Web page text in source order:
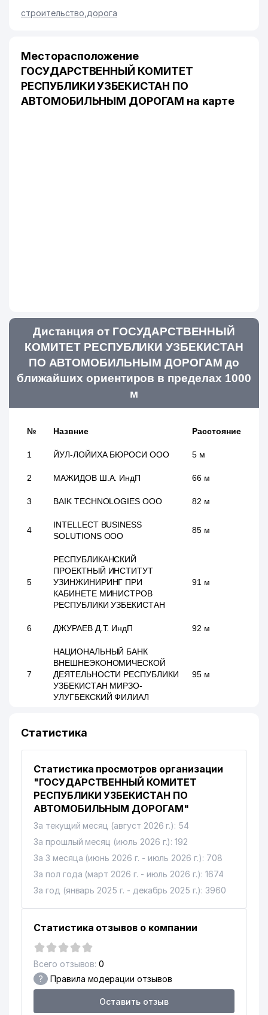
строительство дорога
Месторасположение
ГОСУДАРСТВЕННЫЙ КОМИТЕТ
РЕСПУБЛИКИ УЗБЕКИСТАН ПО
АВТОМОБИЛЬНЫМ ДОРОГАМ на карте
Дистанция от ГОСУДАРСТВЕННЫЙ
КОМИТЕТ РЕСПУБЛИКИ УЗБЕКИСТАН
ПО АВТОМОБИЛЬНЫМ ДОРОГАМ до
ближайших ориентиров в пределах 1000
м
№ Назвние Расстояние
1 ЙУЛ-ЛОЙИХА БЮРОСИ ООО 5 м
2 МАЖИДОВ Ш.А. ИндП 66 м
3 BAIK TECHNOLOGIES ООО 82 м
4
INTELLECT BUSINESS
SOLUTIONS ООО
85 м
5
РЕСПУБЛИКАНСКИЙ
ПРОЕКТНЫЙ ИНСТИТУТ
УЗИНЖИНИРИНГ ПРИ
КАБИНЕТЕ МИНИСТРОВ
РЕСПУБЛИКИ УЗБЕКИСТАН
91 м
6 ДЖУРАЕВ Д.Т. ИндП 92 м
7
НАЦИОНАЛЬНЫЙ БАНК
ВНЕШНЕЭКОНОМИЧЕСКОЙ
ДЕЯТЕЛЬНОСТИ РЕСПУБЛИКИ
УЗБЕКИСТАН МИРЗО-
УЛУГБЕКСКИЙ ФИЛИАЛ
95 м
10 MARY-ELLE ООО 101 м
11 KAFIL-SUG'URTA ООО
12 SMART PAGES ООО
13
INDEPENDENT INSPECTION
SERVICES ООО
14 PROXIMA RESEARCH ООО 104 м
15 LEADER CENTER ООО 105 м
LABB ООО
PROGRES LIMITED
ПРЕДСТАВИТЕЛЬСТВО
LEADING FORCE COMPANY
ООО
Статистика
Статистика просмотров организации
"ГОСУДАРСТВЕННЫЙ КОМИТЕТ
РЕСПУБЛИКИ УЗБЕКИСТАН ПО
АВТОМОБИЛЬНЫМ ДОРОГАМ"
За текущий месяц (август 2026 г.): 54
За прошлый месяц (июль 2026 г.): 192
За 3 месяца (июнь 2026 г. - июль 2026 г.): 708
За пол года (март 2026 г. - июль 2026 г.): 1674
За год (январь 2025 г. - декабрь 2025 г.): 3960
Статистика отзывов о компании
Всего отзывов: 0
? Правила модерации отзывов
Оставить отзыв